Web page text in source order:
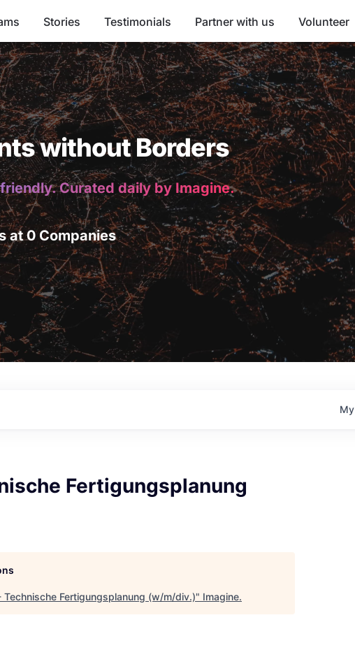
Stories Testimonials Partner with us Volunteer
without Borders
Curated daily by Imagine.
at 0 Companies
My
Fertigungsplanung
Technische Fertigungsplanung (w/m/div.)" Imagine.